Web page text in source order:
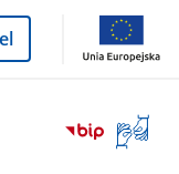
Otwórz
okno